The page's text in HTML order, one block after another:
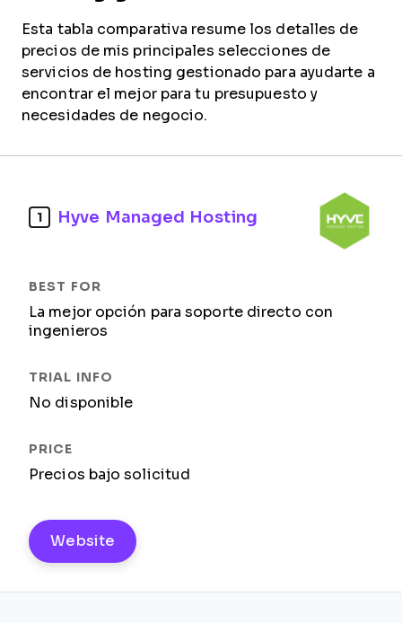
Esta tabla comparativa resume los detalles de
precios de mis principales selecciones de
servicios de hosting gestionado para ayudarte a
encontrar el mejor para tu presupuesto y
necesidades de negocio.
1 Hyve Managed Hosting
La mejor opción para soporte directo con
ingenieros
No disponible
Precios bajo solicitud
Website